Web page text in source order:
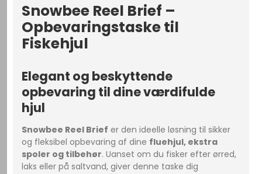
Snowbee Reel Brief –
Opbevaringstaske til
Fiskehjul
Elegant og beskyttende
opbevaring til dine værdifulde
hjul
Snowbee Reel Brief er den ideelle løsning til sikker
og fleksibel opbevaring af dine fluehjul, ekstra
spoler og tilbehør. Uanset om du fisker efter ørred,
laks eller på saltvand, giver denne taske dig